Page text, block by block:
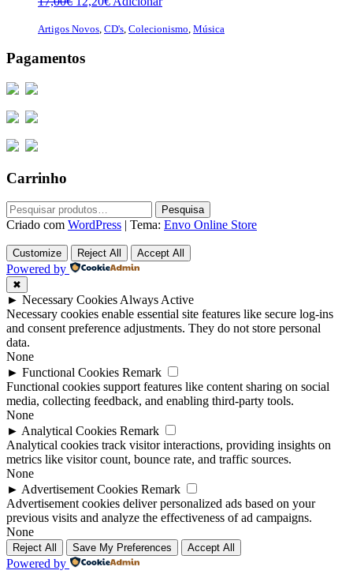
original
17,00€.
atual
Artigos Novos CD's Colecionismo Música
Pagamentos
Carrinho
Pesquisar
por:
Pesquisa
Criado com WordPress | Tema: Envo Online Store
Customize Reject All Accept All
Powered by
✖
► Necessary Cookies Always Active
Necessary cookies enable essential site features like secure log-ins
and consent preference adjustments. They do not store personal
data.
None
► Functional Cookies Remark
Functional cookies support features like content sharing on social
media, collecting feedback, and enabling third-party tools.
None
► Analytical Cookies Remark
Analytical cookies track visitor interactions, providing insights on
metrics like visitor count, bounce rate, and traffic sources.
None
► Advertisement Cookies Remark
Advertisement cookies deliver personalized ads based on your
previous visits and analyze the effectiveness of ad campaigns.
None
Reject All Save My Preferences Accept All
Powered by